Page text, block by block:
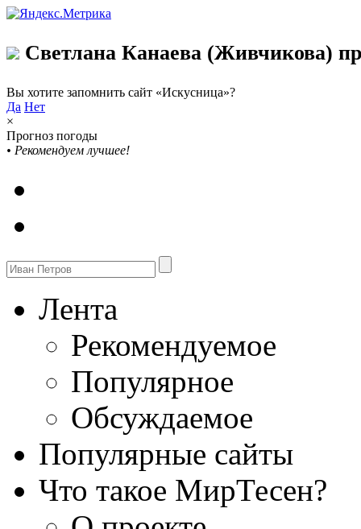
Светлана Канаева (Живчикова)
Вы хотите запомнить сайт «Искусница»?
Да Нет
×
Прогноз погоды
• Рекомендуем лучшее!
Лента
Рекомендуемое
Популярное
Обсуждаемое
Популярные сайты
Что такое МирТесен?